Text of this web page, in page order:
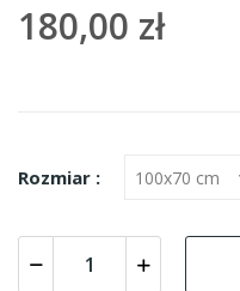
180,00 zł
Rozmiar :